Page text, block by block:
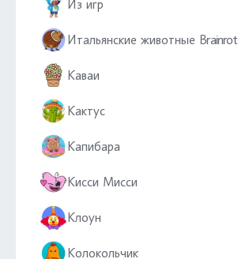
Из игр
Итальянские животные Brainrot
Каваи
Кактус
Капибара
Кисси Мисси
Клоун
Колокольчик